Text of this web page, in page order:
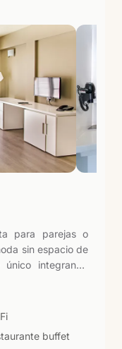
para parejas o
sin espacio de
integrando
o dobles) con
Acceso completo
buffet